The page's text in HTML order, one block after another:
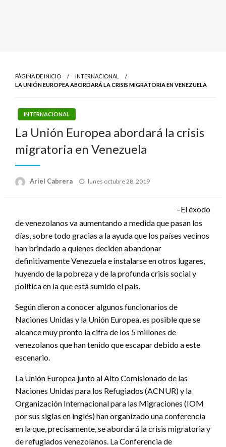
PÁGINA DE INICIO
INTERNACIONAL
LA UNIÓN EUROPEA ABORDARÁ LA CRISIS MIGRATORIA EN VENEZUELA
INTERNACIONAL
La Unión Europea abordará la crisis
migratoria en Venezuela
Ariel Cabrera
Publicado
lunes octubre 28, 2019
–El éxodo
de venezolanos va aumentando a medida que pasan los
días, sobre todo gracias a la ayuda que los países vecinos
han brindado a quienes deciden abandonar
definitivamente Venezuela e instalarse en otros lugares,
huyendo de la pobreza y de la profunda crisis social y
política en la que está sumido el país.
Según dieron a conocer algunos funcionarios de
Naciones Unidas y la Unión Europea, es posible que se
alcance muy pronto la cifra de los 5 millones de
venezolanos que han tenido que escapar debido a este
escenario.
La Unión Europea junto al Alto Comisionado de las
Naciones Unidas para los Refugiados (ACNUR) y la
Organización Internacional para las Migraciones (IOM
por sus siglas en inglés) han organizado una conferencia
en la que, precisamente, se abordará la crisis migratoria y
de refugiados venezolanos. La Conferencia de